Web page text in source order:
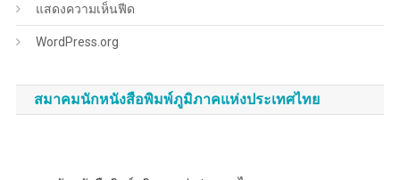
แสดงความเห็นฟีด
WordPress.org
สมาคมนักหนังสือพิมพ์ภูมิภาคแห่งประเทศไทย